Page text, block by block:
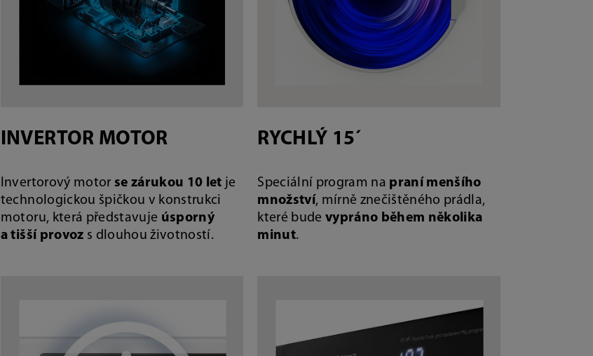
INVERTOR MOTOR
Invertorový motor se zárukou 10 let je
technologickou špičkou v konstrukci
motoru, která představuje úsporný
a tišší provoz s dlouhou životností.
RYCHLÝ 15´
Speciální program na praní menšího
množství, mírně znečištěného prádla,
které bude vypráno během několika
minut.